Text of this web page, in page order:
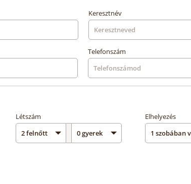
Keresztnév
Telefonszám
Létszám Elhelyezés